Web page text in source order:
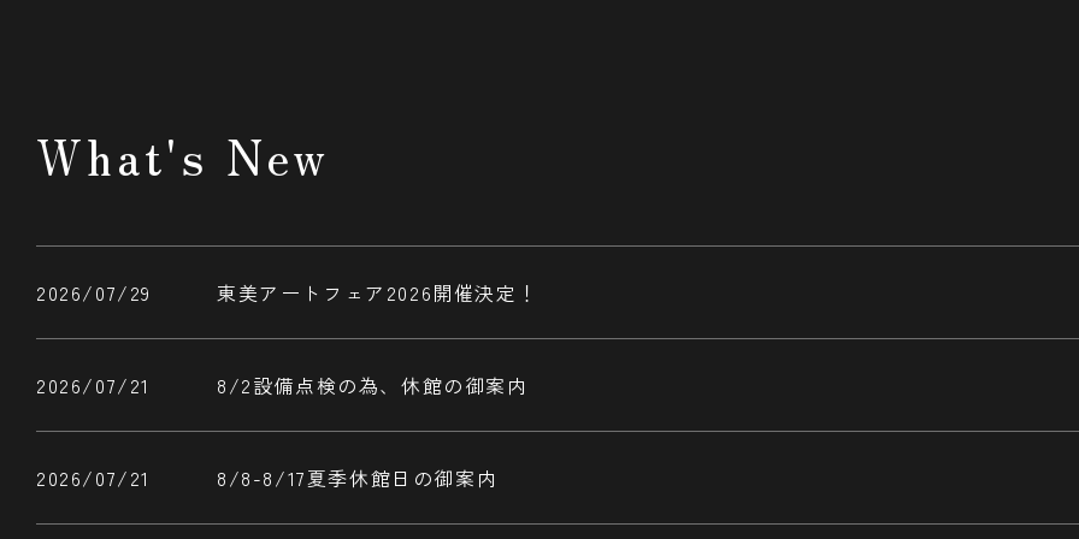
What's New
2026/07/29 東美アートフェア2026開催決定！
2026/07/21 8/2設備点検の為、休館の御案内
2026/07/21 8/8-8/17夏季休館日の御案内